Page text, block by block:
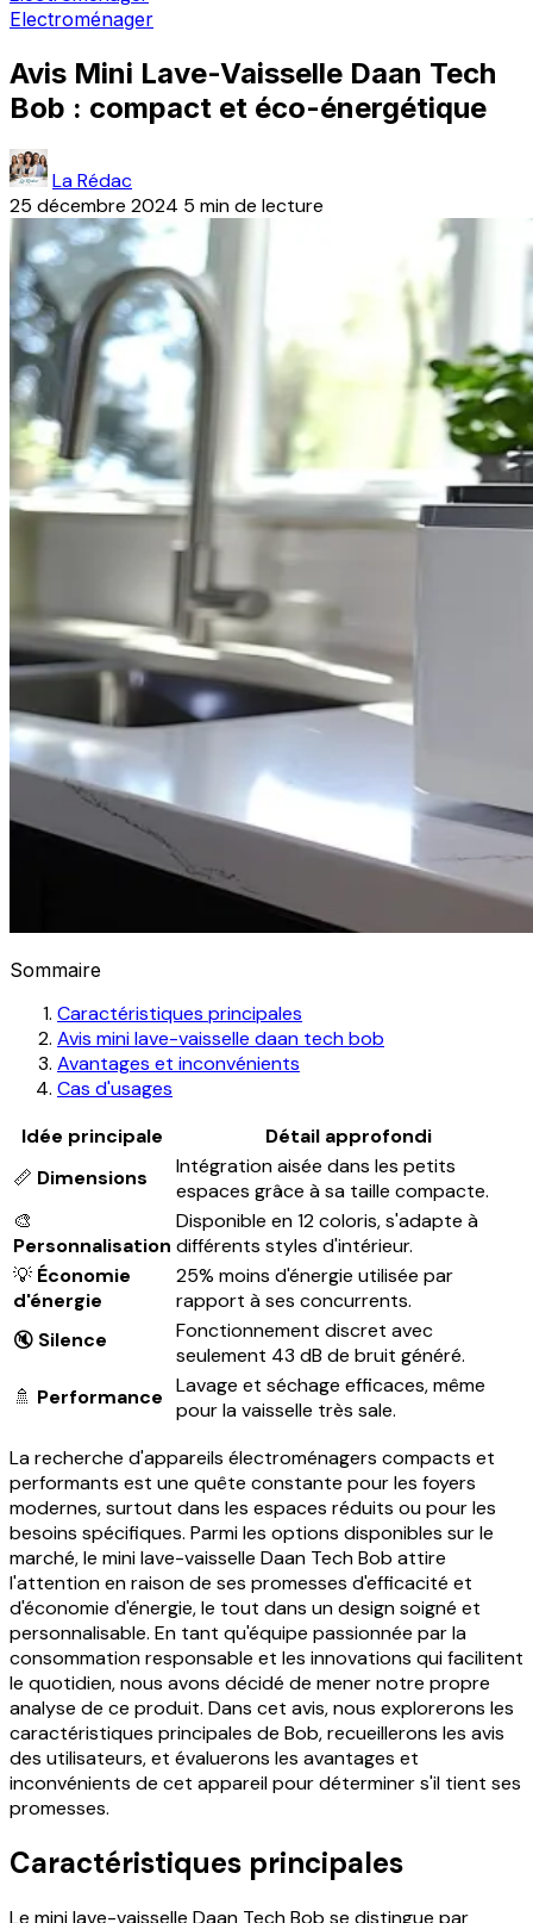
Electroménager
Avis Mini Lave-Vaisselle Daan Tech
Bob : compact et éco-énergétique
La Rédac
25 décembre 2024 5 min de lecture
Sommaire
Caractéristiques principales
Avis mini lave-vaisselle daan tech bob
Avantages et inconvénients
Cas d'usages
Idée principale
Détail approfondi
📏 Dimensions
Intégration aisée dans les petits
espaces grâce à sa taille compacte.
🎨
Personnalisation
Disponible en 12 coloris, s'adapte à
différents styles d'intérieur.
💡 Économie
d'énergie
25% moins d'énergie utilisée par
rapport à ses concurrents.
🔇 Silence
Fonctionnement discret avec
seulement 43 dB de bruit généré.
🚿 Performance Lavage et séchage efficaces, même
pour la vaisselle très sale.
La recherche d'appareils électroménagers compacts et
performants est une quête constante pour les foyers
modernes, surtout dans les espaces réduits ou pour les
besoins spécifiques. Parmi les options disponibles sur le
marché, le mini lave-vaisselle Daan Tech Bob attire
l'attention en raison de ses promesses d'efficacité et
d'économie d'énergie, le tout dans un design soigné et
personnalisable. En tant qu'équipe passionnée par la
consommation responsable et les innovations qui facilitent
le quotidien, nous avons décidé de mener notre propre
analyse de ce produit. Dans cet avis, nous explorerons les
caractéristiques principales de Bob, recueillerons les avis
des utilisateurs, et évaluerons les avantages et
inconvénients de cet appareil pour déterminer s'il tient ses
promesses.
Caractéristiques principales
Le mini lave-vaisselle Daan Tech Bob se distingue par